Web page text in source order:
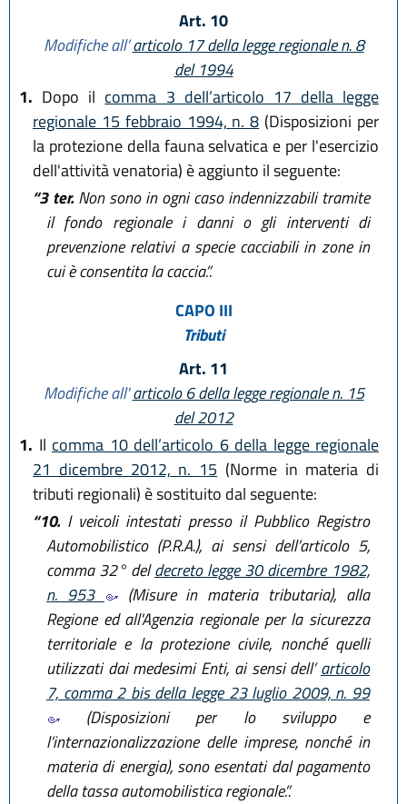
Art. 10
Modifiche all’articolo 17 della legge regionale n. 8
del 1994
1. Dopo il comma 3 dell’articolo 17 della legge
regionale 15 febbraio 1994, n. 8 (Disposizioni per
la protezione della fauna selvatica e per l'esercizio
dell'attività venatoria) è aggiunto il seguente:
“3 ter.Non sono in ogni caso indennizzabili tramite
il fondo regionale i danni o gli interventi di
prevenzione relativi a specie cacciabili in zone in
cui è consentita la caccia.”.
CAPO III
Tributi
Art. 11
Modifiche all'articolo 6 della legge regionale n. 15
del 2012
1. Il comma 10 dell’articolo 6 della legge regionale
21 dicembre 2012, n. 15 (Norme in materia di
tributi regionali) è sostituito dal seguente:
“10.I veicoli intestati presso il Pubblico Registro
Automobilistico (P.R.A.), ai sensi dell’articolo 5,
comma 32° deldecreto legge 30 dicembre 1982,
n. 953
(Misure in materia tributaria), alla
Regione ed all'Agenzia regionale per la sicurezza
territoriale e la protezione civile, nonché quelli
utilizzati dai medesimi Enti, ai sensi dell’articolo
7, comma 2 bis della legge 23 luglio 2009, n. 99
(Disposizioni per lo sviluppo e
l’internazionalizzazione delle imprese, nonché in
materia di energia), sono esentati dal pagamento
della tassa automobilistica regionale.”.